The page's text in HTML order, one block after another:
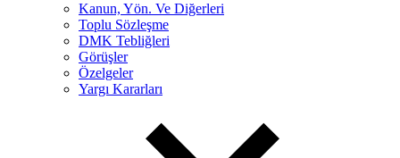
Kanun, Yön. Ve Diğerleri
Toplu Sözleşme
DMK Tebliğleri
Görüşler
Özelgeler
Yargı Kararları